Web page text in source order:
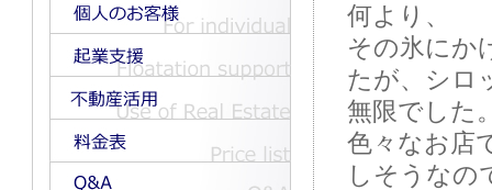
何より、
その氷にか
たが、シロ
無限でした
色々なお店
しそうなの